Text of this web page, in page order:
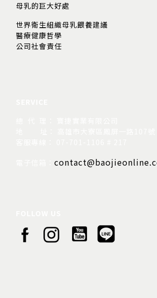
母乳的巨大好處
世界衛生組織母乳餵養建議
醫療健康哲學
公司社會責任